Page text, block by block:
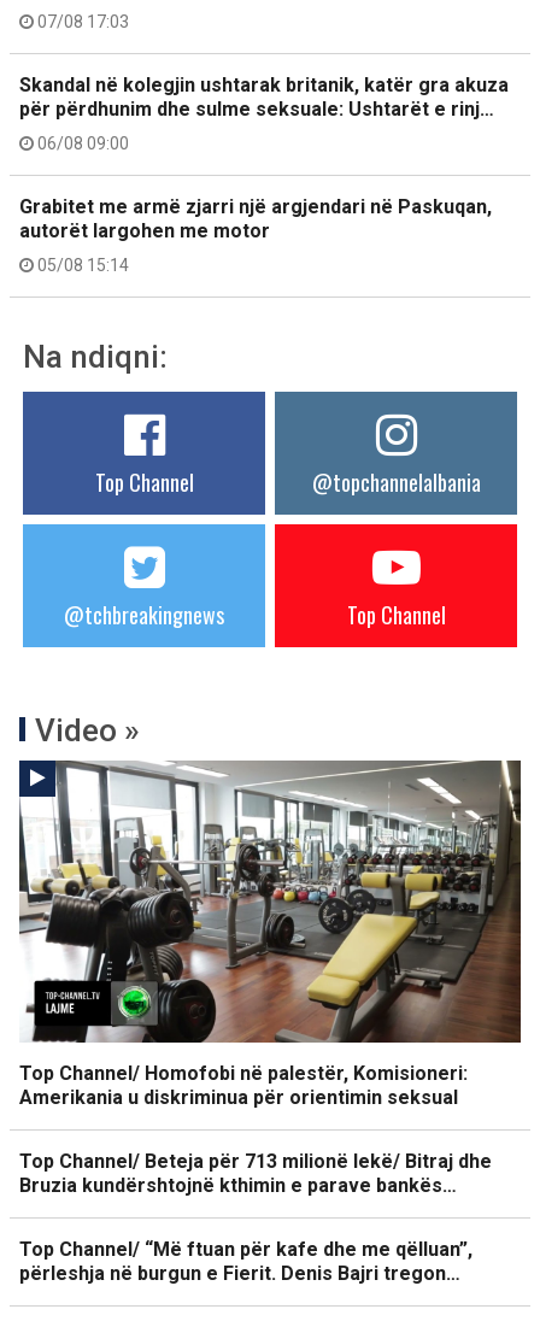
07/08 17:03
Skandal në kolegjin ushtarak britanik, katër gra akuza
për përdhunim dhe sulme seksuale: Ushtarët e rinj…
06/08 09:00
Grabitet me armë zjarri një argjendari në Paskuqan,
autorët largohen me motor
05/08 15:14
Na ndiqni:
Top Channel @topchannelalbania
@tchbreakingnews Top Channel
Video »
Top Channel/ Homofobi në palestër, Komisioneri:
Amerikania u diskriminua për orientimin seksual
Top Channel/ Beteja për 713 milionë lekë/ Bitraj dhe
Bruzia kundërshtojnë kthimin e parave bankës…
Top Channel/ “Më ftuan për kafe dhe me qëlluan”,
përleshja në burgun e Fierit. Denis Bajri tregon…